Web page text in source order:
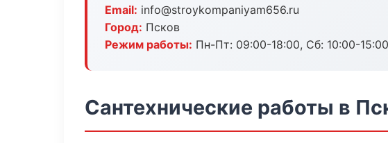
Email: info@stroykompaniyam656.ru
Город: Псков
Режим работы: Пн-Пт: 09:00-18:00, Сб: 10:00-15:00
Сантехнические работы в